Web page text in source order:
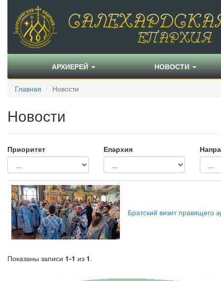
АРХИЕРЕЙ НОВОСТИ
Главная Новости
Новости
Приоритет Епархия
Братский визит
Показаны записи 1-1 из 1.